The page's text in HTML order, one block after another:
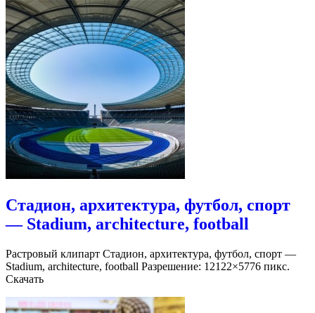
Стадион, архитектура, футбол, спорт
— Stadium, architecture, football
Растровый клипарт Стадион, архитектура, футбол, спорт —
Stadium, architecture, football Разрешение: 12122×5776 пикс.
Скачать